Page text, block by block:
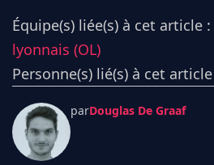
Équipe(s) liée(s) à cet article :
lyonnais (OL)
Personne(s) lié(s) à cet
parDouglas De Graaf